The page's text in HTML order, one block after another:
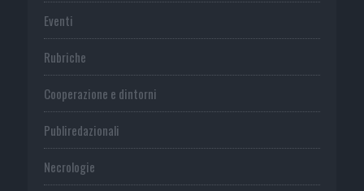
Eventi
Rubriche
Cooperazione e dintorni
Publiredazionali
Necrologie